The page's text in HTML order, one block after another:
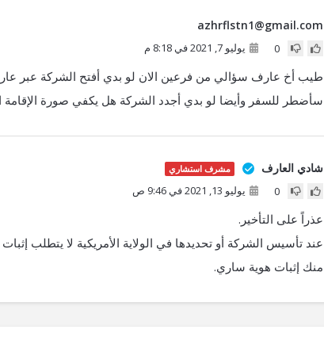
azhrflstn1@gmail.com
0 يوليو 7, 2021 في 8:18 م
طيب أخ عارف سؤالي من فرعين الان لو بدي أفتح الشركة عبر
سأضطر للسفر وأيضا لو بدي أجدد الشركة هل يكفي صورة
شادي العارف مشرف استشاري
0 يوليو 13, 2021 في 9:46 ص
عذراً على التأخير.
عند تأسيس الشركة أو تحديدها في الولاية الأمريكية لا يتطلب
منك إثبات هوية ساري.